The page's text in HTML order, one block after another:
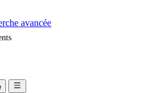
avancée